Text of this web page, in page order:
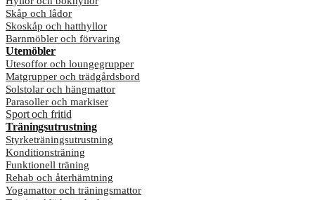
Skåp och lådor
Skoskåp och hatthyllor
Barnmöbler och förvaring
Utemöbler
Utesoffor och loungegrupper
Matgrupper och trädgårdsbord
Solstolar och hängmattor
Parasoller och markiser
Sport och fritid
Träningsutrustning
Styrketräningsutrustning
Konditionsträning
Funktionell träning
Rehab och återhämtning
Yogamattor och träningsmattor